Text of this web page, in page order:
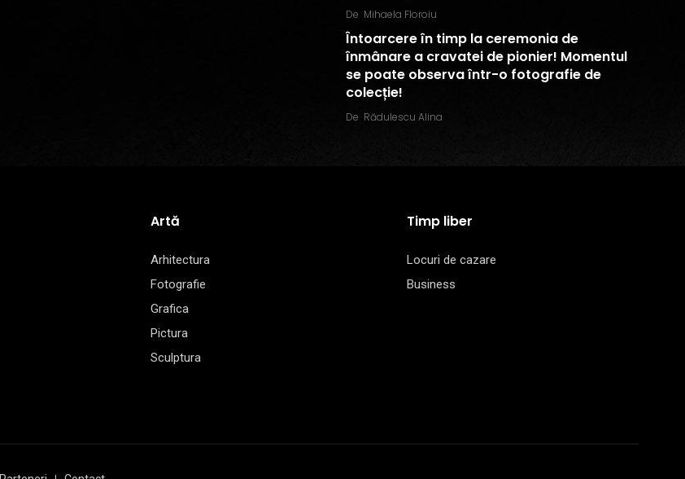
De Mihaela Floroiu
Întoarcere în timp la ceremonia de
înmânare a cravatei de pionier! Momentul
se poate observa într-o fotografie de
colecție!
De Rădulescu Alina
Artă
Arhitectura
Fotografie
Grafica
Pictura
Sculptura
Timp liber
Locuri de cazare
Business